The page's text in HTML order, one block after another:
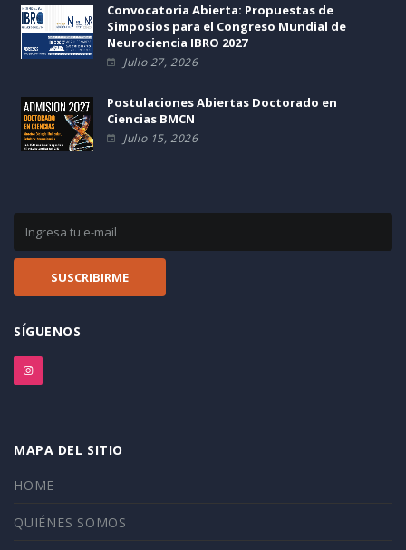
Convocatoria Abierta: Propuestas de
Simposios para el Congreso Mundial de
Neurociencia IBRO 2027
Julio 27, 2026
Postulaciones Abiertas Doctorado en
Ciencias BMCN
Julio 15, 2026
SÍGUENOS
MAPA DEL SITIO
HOME
QUIÉNES SOMOS